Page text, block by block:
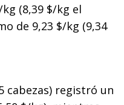
(8,39 $/kg el
de 9,23 $/kg (9,34
cabezas) registró un